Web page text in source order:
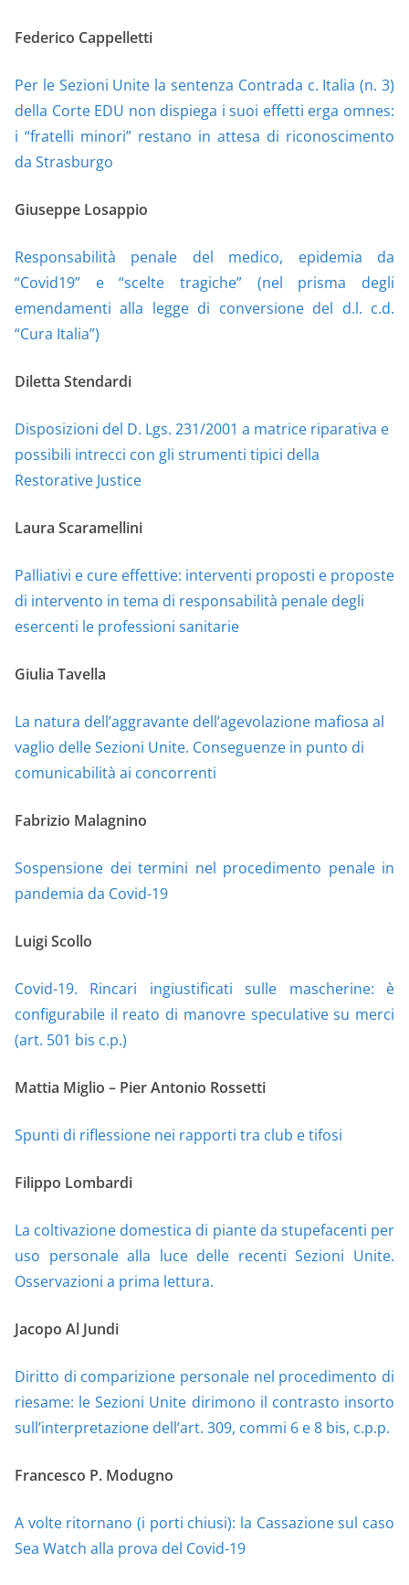
Federico Cappelletti
Per le Sezioni Unite la sentenza Contrada c. Italia (n. 3)
della Corte EDU non dispiega i suoi effetti erga omnes:
i “fratelli minori” restano in attesa di riconoscimento
da Strasburgo
Giuseppe Losappio
Responsabilità penale del medico, epidemia da
“Covid19” e “scelte tragiche” (nel prisma degli
emendamenti alla legge di conversione del d.l. c.d.
“Cura Italia”)
Diletta Stendardi
Disposizioni del D. Lgs. 231/2001 a matrice riparativa e
possibili intrecci con gli strumenti tipici della
Restorative Justice
Laura Scaramellini
Palliativi e cure effettive: interventi proposti e proposte
di intervento in tema di responsabilità penale degli
esercenti le professioni sanitarie
Giulia Tavella
La natura dell’aggravante dell’agevolazione mafiosa al
vaglio delle Sezioni Unite. Conseguenze in punto di
comunicabilità ai concorrenti
Fabrizio Malagnino
Sospensione dei termini nel procedimento penale in
pandemia da Covid-19
Luigi Scollo
Covid-19. Rincari ingiustificati sulle mascherine: è
configurabile il reato di manovre speculative su merci
(art. 501 bis c.p.)
Mattia Miglio – Pier Antonio Rossetti
Spunti di riflessione nei rapporti tra club e tifosi
Filippo Lombardi
La coltivazione domestica di piante da stupefacenti per
uso personale alla luce delle recenti Sezioni Unite.
Osservazioni a prima lettura.
Jacopo Al Jundi
Diritto di comparizione personale nel procedimento di
riesame: le Sezioni Unite dirimono il contrasto insorto
sull’interpretazione dell’art. 309, commi 6 e 8 bis, c.p.p.
Francesco P. Modugno
A volte ritornano (i porti chiusi): la Cassazione sul caso
Sea Watch alla prova del Covid-19